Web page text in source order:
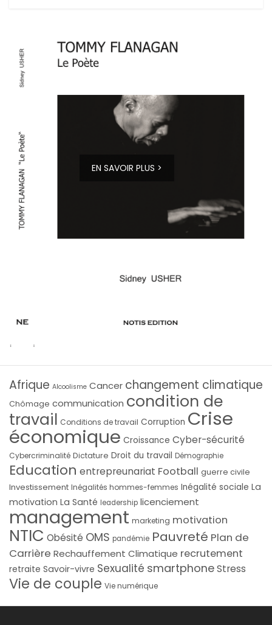
EN SAVOIR PLUS >
Afrique Alcoolisme Cancer changement climatique
Chômage communication condition de
travail Conditions de travail Corruption Crise
économique Croissance Cyber-sécurité
Cybercriminalité Dictature Droit du travail Démographie
Education entrepreunariat Football guerre civile
Investissement Inégalités hommes-femmes Inégalité sociale La
motivation La Santé leadership licenciement
management marketing motivation
NTIC Obésité OMS pandémie Pauvreté Plan de
Carrière Rechauffement Climatique recrutement
retraite Savoir-vivre Sexualité smartphoneStress
Vie de couple Vie numérique